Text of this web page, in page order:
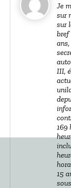
Je
sur
sur
bref
III,
169
15